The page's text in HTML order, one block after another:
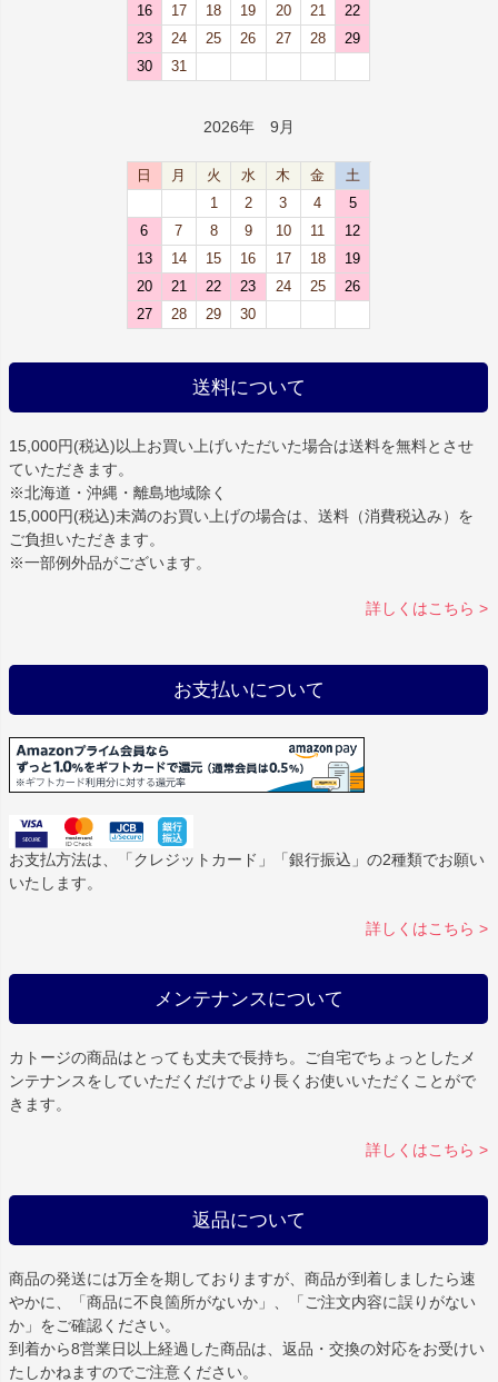
16
17 18 19 20 21
22
23
24 25 26 27 28
29
30
31
2026年 9月
日 月 火 水 木 金
土
1
2 3 4
5
6
7 8 9 10 11
12
13
14 15 16 17 18
19
20
21 22 23 24 25
26
27
28 29 30
送料について
15,000円(税込)以上お買い上げいただいた場合は送料を無料とさせ
ていただきます。
※北海道・沖縄・離島地域除く
15,000円(税込)未満のお買い上げの場合は、送料（消費税込み）を
ご負担いただきます。
※一部例外品がございます。
詳しくはこちら >
お支払いについて
お支払方法は、「クレジットカード」「銀行振込」の2種類でお願い
いたします。
詳しくはこちら >
メンテナンスについて
カトージの商品はとっても丈夫で長持ち。ご自宅でちょっとしたメ
ンテナンスをしていただくだけでより長くお使いいただくことがで
きます。
詳しくはこちら >
返品について
商品の発送には万全を期しておりますが、商品が到着しましたら速
やかに、「商品に不良箇所がないか」、「ご注文内容に誤りがない
か」をご確認ください。
到着から8営業日以上経過した商品は、返品・交換の対応をお受けい
たしかねますのでご注意ください。